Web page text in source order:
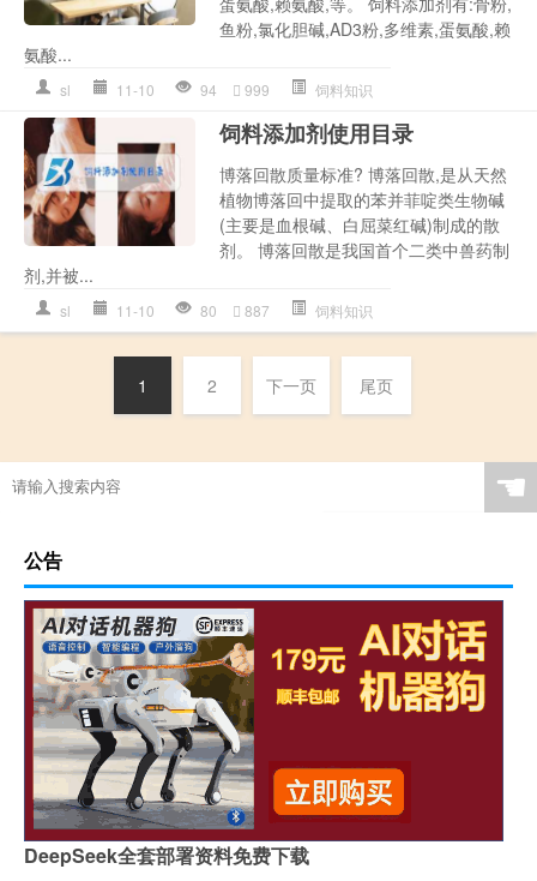
鱼粉,氯化胆碱,AD3粉,多维素,蛋氨酸,赖
氨酸...
sl 11-10 94 999 饲料知识
饲料添加剂使用目录
博落回散质量标准? 博落回散,是从天然
植物博落回中提取的苯并菲啶类生物碱
(主要是血根碱、白屈菜红碱)制成的散
剂。 博落回散是我国首个二类中兽药制
剂,并被...
sl 11-10 80 887 饲料知识
1 2 下一页 尾页
☚
公告
DeepSeek全套部署资料免费下载